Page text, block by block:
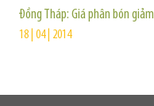
Đồng Tháp: Giá phân bón giảm
18 | 04 | 2014